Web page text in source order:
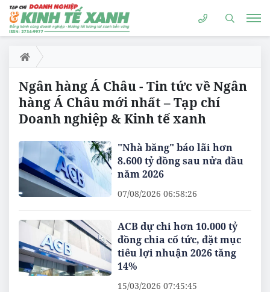
Ngân hàng Á Châu - Tin tức về Ngân
hàng Á Châu mới nhất – Tạp chí
Doanh nghiệp & Kinh tế xanh
"Nhà băng" báo lãi hơn
8.600 tỷ đồng sau nửa đầu
năm 2026
07/08/2026 06:58:26
ACB dự chi hơn 10.000 tỷ
đồng chia cổ tức, đặt mục
tiêu lợi nhuận 2026 tăng
14%
15/03/2026 07:45:45